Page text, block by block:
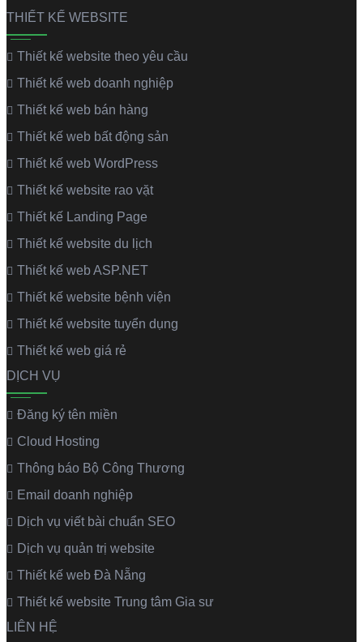
THIẾT KẾ WEBSITE
Thiết kế website theo yêu cầu
Thiết kế web doanh nghiệp
Thiết kế web bán hàng
Thiết kế web bất động sản
Thiết kế web WordPress
Thiết kế website rao vặt
Thiết kế Landing Page
Thiết kế website du lịch
Thiết kế web ASP.NET
Thiết kế website bệnh viện
Thiết kế website tuyển dụng
Thiết kế web giá rẻ
DỊCH VỤ
Đăng ký tên miền
Cloud Hosting
Thông báo Bộ Công Thương
Email doanh nghiệp
Dịch vụ viết bài chuẩn SEO
Dịch vụ quản trị website
Thiết kế web Đà Nẵng
Thiết kế website Trung tâm Gia sư
LIÊN HỆ